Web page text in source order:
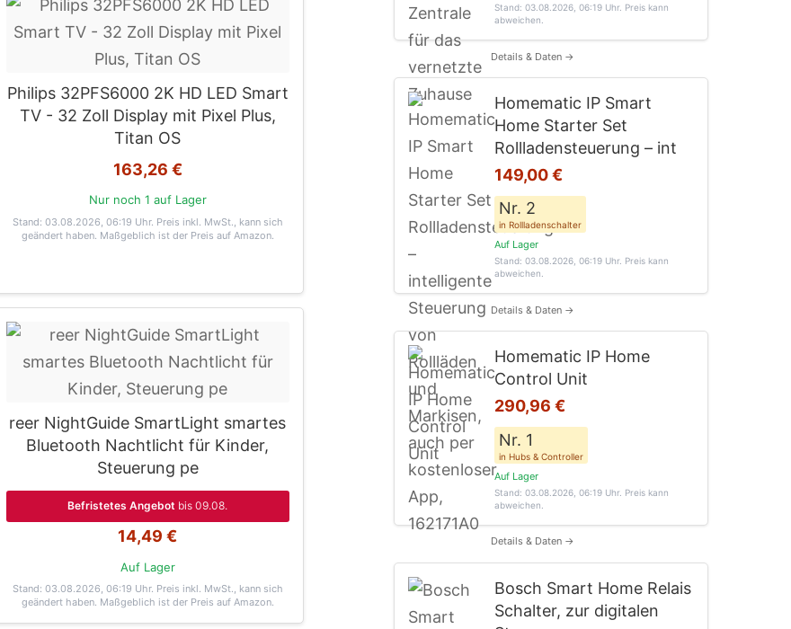
Philips 32PFS6000 2K HD LED Smart
TV - 32 Zoll Display mit Pixel Plus,
Titan OS
163,26 €
Nur noch 1 auf Lager
Stand: 03.08.2026, 06:19 Uhr. Preis inkl. MwSt., kann sich
geändert haben. Maßgeblich ist der Preis auf Amazon.
reer NightGuide SmartLight smartes
Bluetooth Nachtlicht für Kinder,
Steuerung pe
Befristetes Angebot bis 09.08.
14,49 €
Auf Lager
Stand: 03.08.2026, 06:19 Uhr. Preis inkl. MwSt., kann sich
geändert haben. Maßgeblich ist der Preis auf Amazon.
Stand: 03.08.2026, 06:19 Uhr. Preis kann
abweichen.
Details & Daten →
Homematic IP Smart
Home Starter Set
Rollladensteuerung – int
149,00 €
Nr. 2
in Rollladenschalter
Auf Lager
Stand: 03.08.2026, 06:19 Uhr. Preis kann
abweichen.
Details & Daten →
Homematic IP Home
Control Unit
290,96 €
Nr. 1
in Hubs & Controller
Auf Lager
Stand: 03.08.2026, 06:19 Uhr. Preis kann
abweichen.
Details & Daten →
Bosch Smart Home Relais
Schalter, zur digitalen